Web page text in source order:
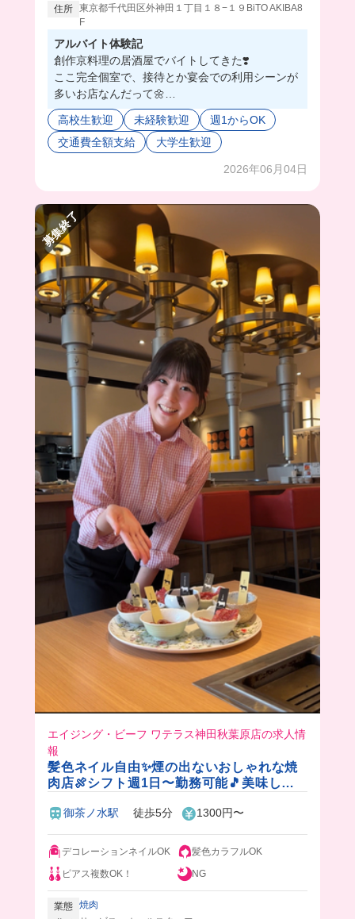
住所 東京都千代田区外神田１丁目１８−１９BiTO AKIBA8
F
アルバイト体験記
創作京料理の居酒屋でバイトしてきた❣️
ここ完全個室で、接待とか宴会での利用シーンが
多いお店なんだって🌼
ホールとキッチンに分かれてるんだけど、どちら
も未経験でも大丈夫💓✌🏻大手だからマニュアルも
しっかりしてて、超丁寧に教えてくれて安心すぎ
同世代も多いから、たくさんバ友も出来ちゃうか
みんなも応募してみない⁉️😉
高校生歓迎 未経験歓迎
週1からOK
交通費全額支給
大学生歓迎
2026年06月04日
募集終了
エイジング・ビーフ ワテラス神田秋葉原店の求人情
報
髪色ネイル自由✨煙の出ないおしゃれな焼
肉店🍖シフト週1日〜勤務可能🎵美味しい
御茶ノ水駅 徒歩5分 1300円〜
デコレーションネイルOK
髪色カラフルOK
ピアス複数OK！
NG
業態 焼肉